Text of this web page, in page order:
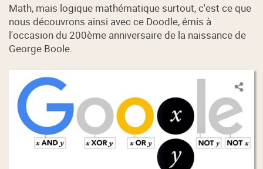
Math, mais logique mathématique surtout, c'est ce que
nous découvrons ainsi avec ce Doodle, émis à
l'occasion du 200ème anniversaire de la naissance de
George Boole.